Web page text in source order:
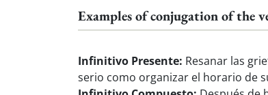
Examples of conjugation of the
Infinitivo Presente: Resanar las
serio como organizar el horario de